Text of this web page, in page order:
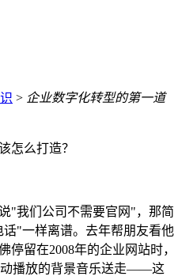
> 企业数字化转型的第一道
怎么打造？
"我们公司不需要官网"，那简
"一样离谱。去年帮朋友看他
停留在2008年的企业网站时，
动播放的背景音乐送走——这